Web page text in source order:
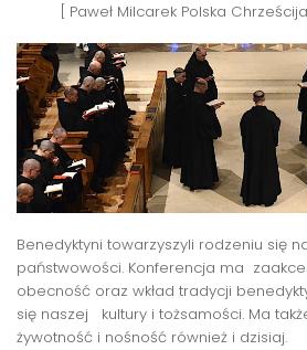
[ Paweł Milcarek Polska
Benedyktyni towarzyszyli rodzeniu się
państwowości. Konferencja ma
obecność oraz wkład tradycji
się naszej kultury i tożsamości. Ma
żywotność i nośność również i dzisiaj.